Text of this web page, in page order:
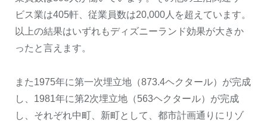
ビス業は405軒、従業員数は20,000人を超えています。
以上の結果はいずれもディズニーランド効果が大きか
ったと言えます。
また1975年に第一次埋立地（873.4ヘクタール）が完成
し、1981年に第2次埋立地（563ヘクタール）が完成
し、それぞれ中町、新町として、都市計画通りにリゾ